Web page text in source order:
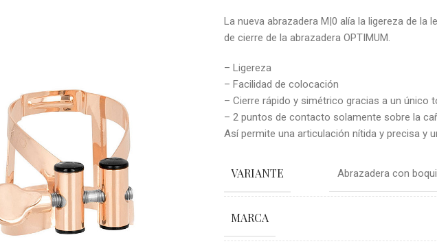
La nueva abrazadera M|0 alía la ligereza de la
de cierre de la abrazadera OPTIMUM.
– Ligereza
– Facilidad de colocación
– Cierre rápido y simétrico gracias a un único
– 2 puntos de contacto solamente sobre la
Así permite una articulación nítida y precisa y
VARIANTE Abrazadera con
MARCA